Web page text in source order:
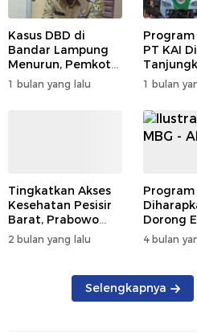
Kasus DBD di
Bandar Lampung
Menurun, Pemkot
Genjot PSN
Wujudkan Nol
1 bulan yang lalu
Program
PT KAI
Beri
250
1 bulan
Tingkatkan Akses
Kesehatan Pesisir
Barat, Prabowo
Resmikan RSUD KH
Muhammad Thohir
2 bulan yang lalu
Program
Dorong
Daerah,
Produk
4 bulan
Selengkapnya